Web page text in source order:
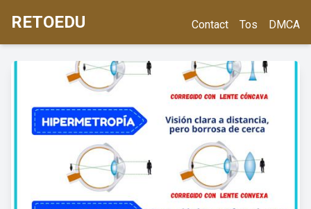
RETOEDU Contact Tos DMCA